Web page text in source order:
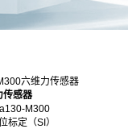
六维力传感器
传感器
M300
标定（SI）